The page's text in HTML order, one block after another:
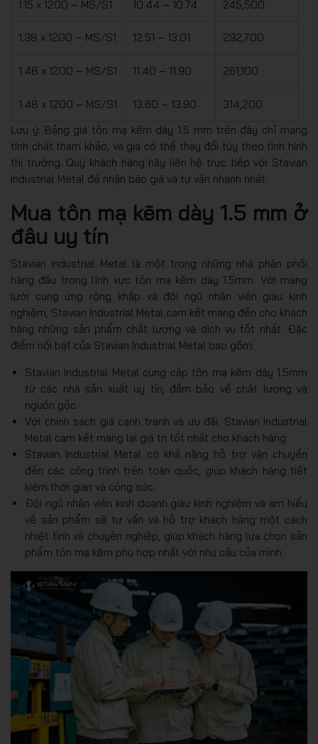
1.15 x 1200 – MS/S1 10.44 – 10.74 245,500
1.38 x 1200 – MS/S1 12.51 – 13.01 292,700
1.48 x 1200 – MS/S1 11.40 – 11.90 261,100
1.48 x 1200 – MS/S1 13.60 – 13.90
314,200
Lưu ý: Bảng giá tôn mạ kẽm dày 1.5 mm trên đây chỉ mang
tính chất tham khảo, và giá có thể thay đổi tùy theo tình hình
thị trường. Quý khách hàng hãy liên hệ trực tiếp với Stavian
Industrial Metal để nhận báo giá và tư vấn nhanh nhất.
Mua tôn mạ kẽm dày 1.5 mm ở
đâu uy tín
Stavian Industrial Metal là một trong những nhà phân phối
hàng đầu trong lĩnh vực tôn mạ kẽm dày 1.5mm. Với mạng
lưới cung ứng rộng khắp và đội ngũ nhân viên giàu kinh
nghiệm, Stavian Industrial Metal cam kết mang đến cho khách
hàng những sản phẩm chất lượng và dịch vụ tốt nhất. Đặc
điểm nổi bật của Stavian Industrial Metal bao gồm:
Stavian Industrial Metal cung cấp tôn mạ kẽm dày 1.5mm
từ các nhà sản xuất uy tín, đảm bảo về chất lượng và
nguồn gốc.
Với chính sách giá cạnh tranh và ưu đãi, Stavian Industrial
Metal cam kết mang lại giá trị tốt nhất cho khách hàng.
Stavian Industrial Metal có khả năng hỗ trợ vận chuyển
đến các công trình trên toàn quốc, giúp khách hàng tiết
kiệm thời gian và công sức.
Đội ngũ nhân viên kinh doanh giàu kinh nghiệm và am hiểu
về sản phẩm sẽ tư vấn và hỗ trợ khách hàng một cách
nhiệt tình và chuyên nghiệp, giúp khách hàng lựa chọn sản
phẩm tôn mạ kẽm phù hợp nhất với nhu cầu của mình.